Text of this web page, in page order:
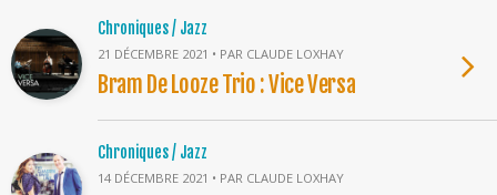
Chroniques / Jazz
21 DÉCEMBRE 2021 • PAR CLAUDE LOXHAY
Bram De Looze Trio : Vice Versa
Chroniques / Jazz
14 DÉCEMBRE 2021 • PAR CLAUDE LOXHAY